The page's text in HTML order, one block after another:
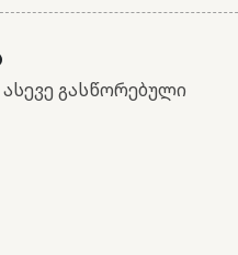
გასწორებული